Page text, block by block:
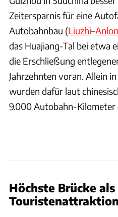
Zeitersparnis für eine
Autobahnbau (Liuzhi–
das Huajiang-Tal bei etwa
die Erschließung
Jahrzehnten voran. Allein
wurden dafür laut
9.000 Autobahn-Kilometer
Höchste Brücke als
Touristenattraktion